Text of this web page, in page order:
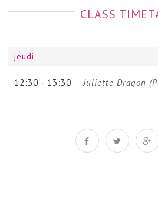
CLASS
jeudi
12:30 - 13:30 - Juliette Dragon